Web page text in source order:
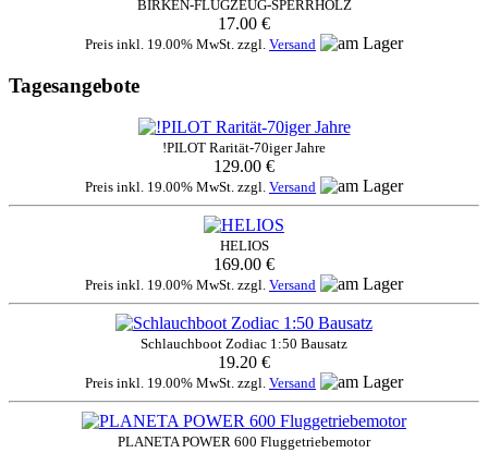
BIRKEN-FLUGZEUG-SPERRHOLZ
17.00 €
Preis inkl. 19.00% MwSt. zzgl. Versand
Tagesangebote
!PILOT Rarität-70iger Jahre
129.00 €
Preis inkl. 19.00% MwSt. zzgl. Versand
HELIOS
169.00 €
Preis inkl. 19.00% MwSt. zzgl. Versand
Schlauchboot Zodiac 1:50 Bausatz
19.20 €
Preis inkl. 19.00% MwSt. zzgl. Versand
PLANETA POWER 600 Fluggetriebemotor